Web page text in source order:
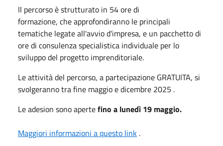
Il percorso è strutturato in 54 ore di
formazione, che approfondiranno le principali
tematiche legate all'avvio d'impresa, e un pacchetto di
ore di consulenza specialistica individuale per lo
sviluppo del progetto imprenditoriale.
Le attività del percorso, a partecipazione GRATUITA, si
svolgeranno tra fine maggio e dicembre 2025 .
Le adesion sono apertefino a lunedì 19 maggio.
Maggiori informazioni a questo link .